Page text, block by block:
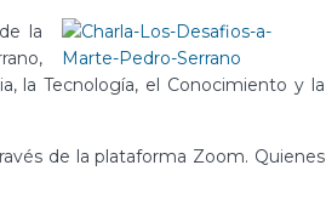
la
la Tecnología, el Conocimiento y la
de la plataforma Zoom. Quienes